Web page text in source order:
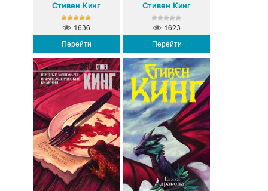
Стивен Кинг
Перейти
1636
Стивен Кинг
Перейти
1623